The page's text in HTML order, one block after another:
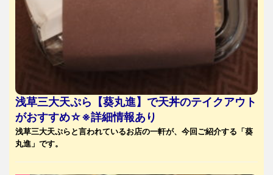
浅草三大天ぷら【葵丸進】で天丼のテイクアウト
がおすすめ☆※詳細情報あり
浅草三大天ぷらと言われているお店の一軒が、今回ご紹介する「葵
丸進」です。